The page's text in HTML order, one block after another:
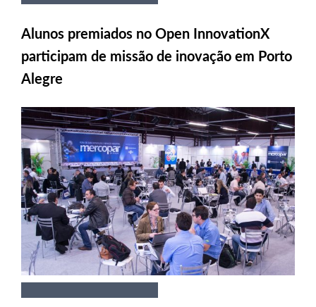
Alunos premiados no Open InnovationX
participam de missão de inovação em Porto
Alegre